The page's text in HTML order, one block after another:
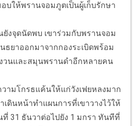
บให้พรานจอมภูตเป็นผู้เก็บรักษา
ยังจุดนัดพบ เขาร่วมกับพรานจอม
ยาออกมาจากกองระเบิดพร้อม
วนและสมุนพรานดำอีกหลายคน
ามโกรธแค้นให้แก่วังเฟยหลงมาก
เดินหน้าทำแผนการที่เขาวางไว้ให้
ที่ 31 ธันวาต่อไปยัง 1 มกรา ทันทีที่